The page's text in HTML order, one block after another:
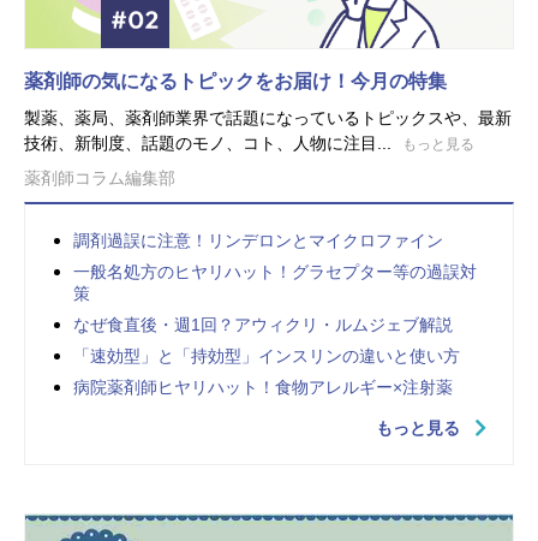
薬剤師の気になるトピックをお届け！今月の特集
製薬、薬局、薬剤師業界で話題になっているトピックスや、最新
技術、新制度、話題のモノ、コト、人物に注目...
もっと見る
薬剤師コラム編集部
調剤過誤に注意！リンデロンとマイクロファイン
一般名処方のヒヤリハット！グラセプター等の過誤対
策
なぜ食直後・週1回？アウィクリ・ルムジェブ解説
「速効型」と「持効型」インスリンの違いと使い方
病院薬剤師ヒヤリハット！食物アレルギー×注射薬
もっと見る